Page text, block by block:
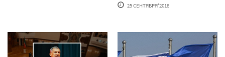
25 СЕНТЯБРЯ'2018